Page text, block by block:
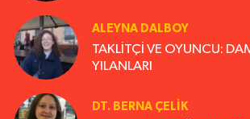
ALEYNA DALBOY
TAKLİTÇİ VE OYUNCU:
YILANLARI
DT. BERNA ÇELIK